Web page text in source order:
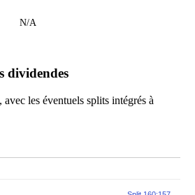
N/A
dividendes
avec les éventuels splits intégrés à